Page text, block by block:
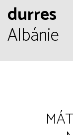
durres
Albánie